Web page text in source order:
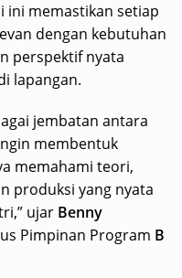
ini memastikan setiap
dengan kebutuhan
perspektif nyata
lapangan.
jembatan antara
membentuk
memahami teori,
produksi yang nyata
ujar Benny
Pimpinan Program B